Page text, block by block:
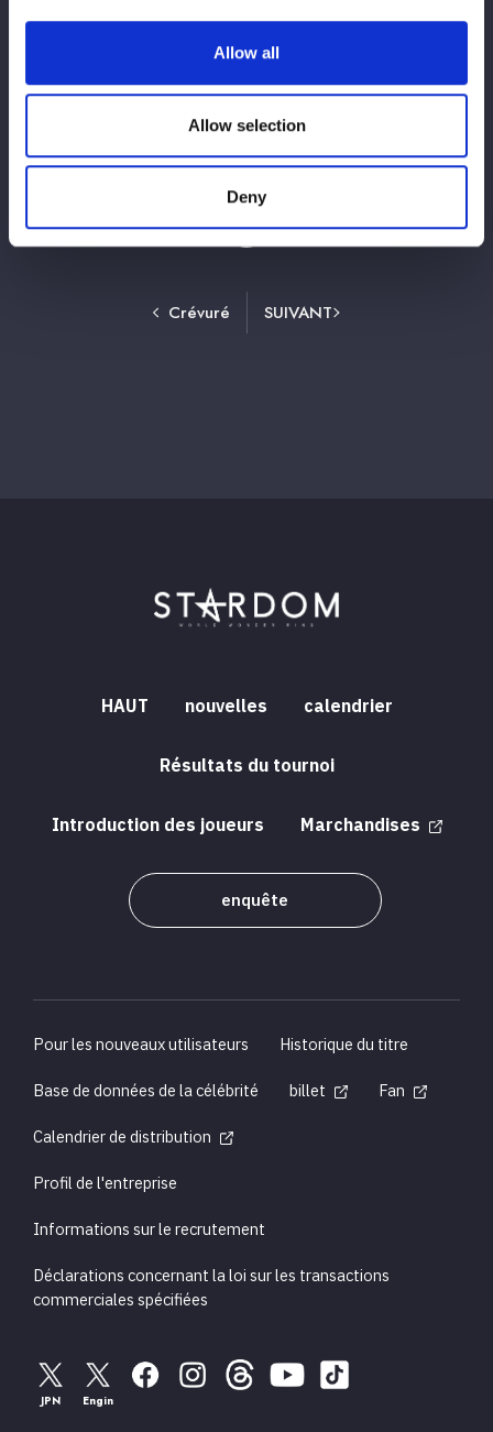
Allow all
Allow selection
Deny
GP 2026』冠スポンサーであるサミー株式
会社とスターダムの特別企画を公開！
1 ⋯ 4 5 6 7 8 ⋯ 13
Crévuré SUIVANT
HAUT nouvelles calendrier
Résultats du tournoi
Introduction des joueurs Marchandises
enquête
Pour les nouveaux utilisateurs
Historique du titre
Base de données de la célébrité
billet
Fan
Calendrier de distribution
Profil de l'entreprise
Informations sur le recrutement
Déclarations concernant la loi sur les transactions
commerciales spécifiées
JPN Engin